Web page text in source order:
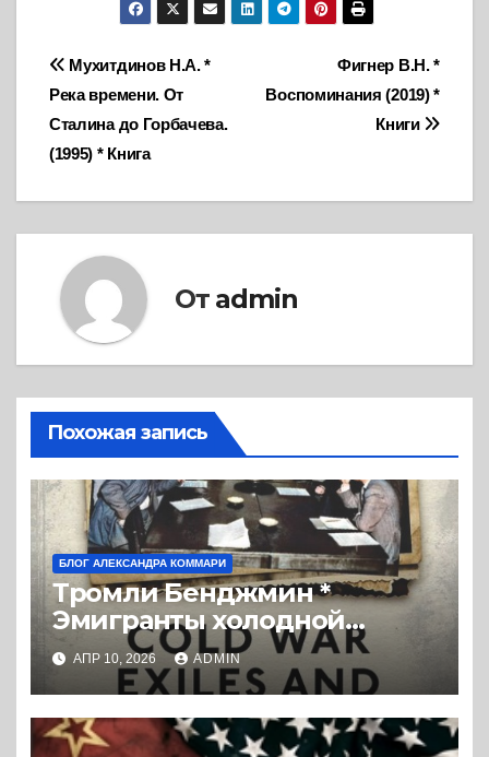
Навигация
по
записям
Фигнер В.Н. *
Воспоминания (2019) *
Книги
Мухитдинов Н.А. *
Река времени. От
Сталина до Горбачева.
(1995) * Книга
От admin
Похожая запись
БЛОГ АЛЕКСАНДРА КОММАРИ
Тромли Бенджмин *
Эмигранты холодной
войны и ЦРУ: Заговоры с
целью освобождения
России (2019) * Перевод
книги
АПР 10, 2026 ADMIN